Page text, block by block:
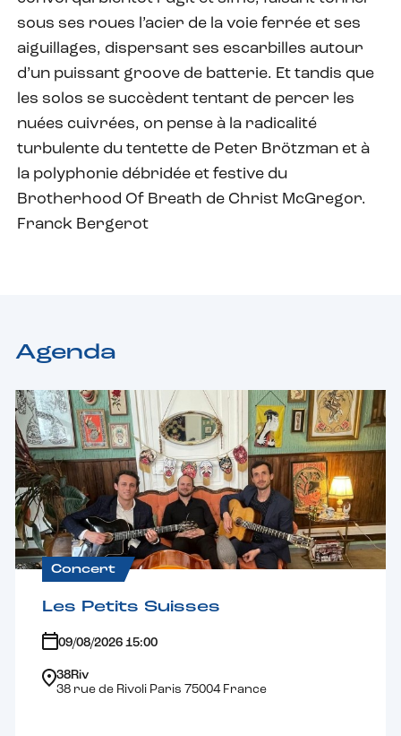
sous ses roues l’acier de la voie ferrée et ses
aiguillages, dispersant ses escarbilles autour
d’un puissant groove de batterie. Et tandis que
les solos se succèdent tentant de percer les
nuées cuivrées, on pense à la radicalité
turbulente du tentette de Peter Brötzman et à
la polyphonie débridée et festive du
Brotherhood Of Breath de Christ McGregor.
Franck Bergerot
Agenda
Concert
Les Petits Suisses
09/08/2026 15:00
38Riv
38 rue de Rivoli Paris 75004 France